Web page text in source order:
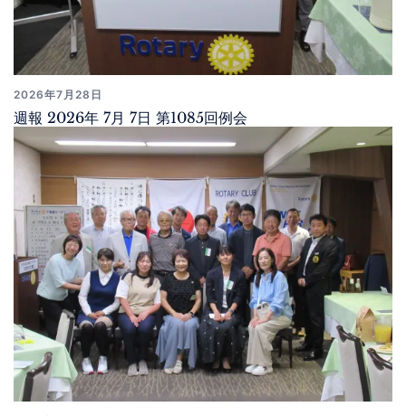
2026年7月28日
週報 2026年 7月 7日 第1085回例会